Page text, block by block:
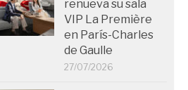
renueva su sala
VIP La Première
en París-Charles
de Gaulle
27/07/2026